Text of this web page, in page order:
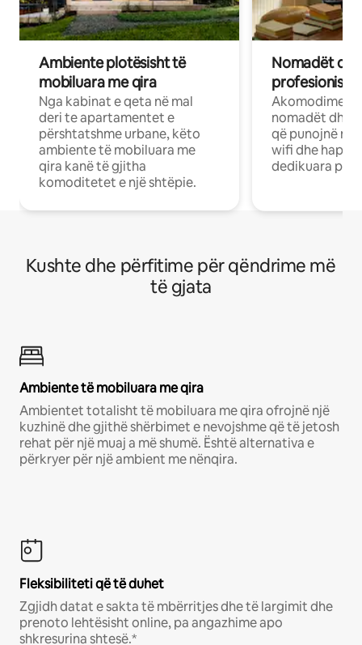
Ambiente plotësisht të
mobiluara me qira
Nga kabinat e qeta në mal
deri te apartamentet e
përshtatshme urbane, këto
ambiente të mobiluara me
qira kanë të gjitha
komoditetet e një shtëpie.
Nomadët
Akomodime
nomadët dhe
që punojnë në
wifi dhe
dedikuara
Kushte dhe përfitime për qëndrime më
të gjata
Ambiente të mobiluara me qira
Ambientet totalisht të mobiluara me qira ofrojnë një
kuzhinë dhe gjithë shërbimet e nevojshme që të jetosh
rehat për një muaj a më shumë. Është alternativa e
përkryer për një ambient me nënqira.
Fleksibiliteti që të duhet
Zgjidh datat e sakta të mbërritjes dhe të largimit dhe
prenoto lehtësisht online, pa angazhime apo
shkresurina shtesë.*